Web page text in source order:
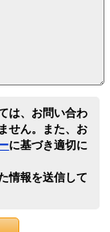
は、お問い合わ
せん。また、お
に基づき適切に
情報を送信して